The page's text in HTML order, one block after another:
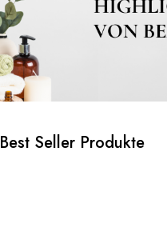
Best Seller Produkte